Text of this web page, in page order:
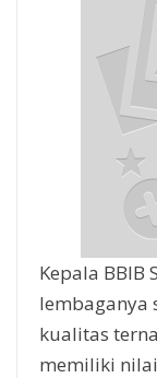
Kepala BBIB
lembaganya
kualitas
memiliki